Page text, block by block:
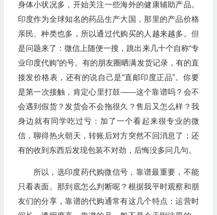
身体小状况多，开始关注一些海外的健康辅助产品。
印度作为全球知名的药品生产大国，那里的产品价格
亲民、种类也多，所以通过代购买的人越来越多。但
是问题来了：微信上随便一搜，跳出来几十个自称“专
业印度代购”的号。有的朋友圈晒满发货记录，有的直
接发价格表，还有的说自己是“直邮印度正品”。你要
是第一次接触，肯定心里打鼓——这个靠谱吗？会不
会遇到假货？发货会不会拖很久？售后又怎么样？我
身边就有同学吃过亏：加了一个看起来很专业的微
信，聊得热火朝天，转账后对方突然不回消息了；还
有的收到东西后发现包装不对劲，后悔没多问几句。
所以，选印度药代购微信号，靠谱最重要，不能
只看表面。那到底怎么判断呢？根据我平时观察和朋
友们的分享，靠谱的代购通常有这几个特点：运营时